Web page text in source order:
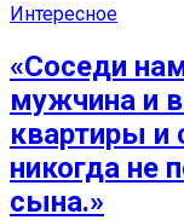
Интересное
«Соседи
мужчина и
квартиры и
никогда не
сына.»